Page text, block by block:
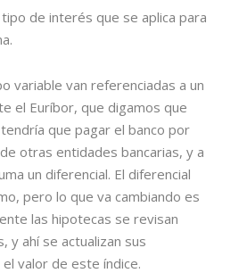
de interés que se aplica para
variable van referenciadas a un
el Euríbor, que digamos que
que pagar el banco por
otras entidades bancarias, y a
un diferencial. El diferencial
pero lo que va cambiando es
las hipotecas se revisan
y ahí se actualizan sus
valor de este índice.